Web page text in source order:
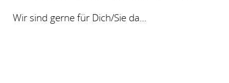
Wir sind gerne für Dich/Sie da…